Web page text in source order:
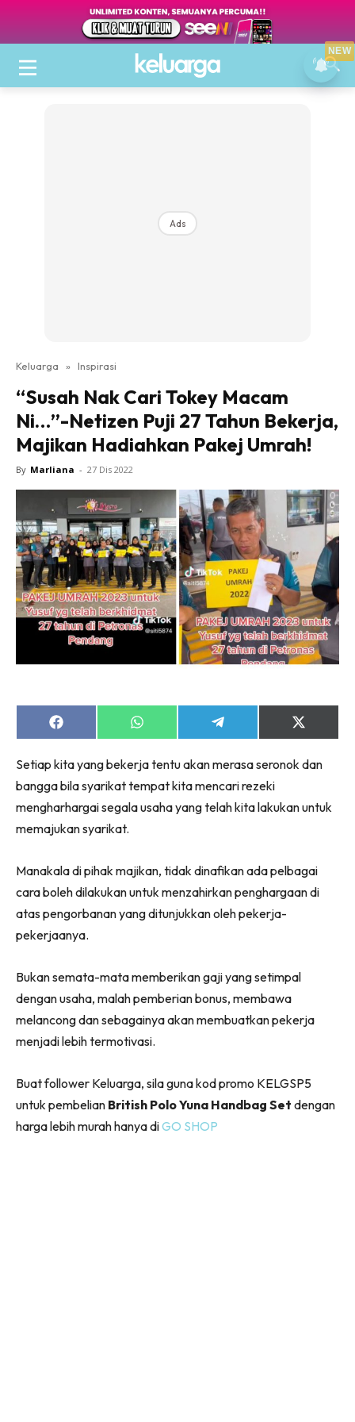
Ads
Keluarga » Inspirasi
“Susah Nak Cari Tokey Macam
Ni…”-Netizen Puji 27 Tahun Bekerja,
Majikan Hadiahkan Pakej Umrah!
By Marliana - 27 Dis 2022
Share
on
Share
on
Share
on
Share
on
(Twitter)
Setiap kita yang bekerja tentu akan merasa seronok dan
bangga bila syarikat tempat kita mencari rezeki
mengharhargai segala usaha yang telah kita lakukan untuk
memajukan syarikat.
Manakala di pihak majikan, tidak dinafikan ada pelbagai
cara boleh dilakukan untuk menzahirkan penghargaan di
atas pengorbanan yang ditunjukkan oleh pekerja-
pekerjaanya.
Bukan semata-mata memberikan gaji yang setimpal
dengan usaha, malah pemberian bonus, membawa
melancong dan sebagainya akan membuatkan pekerja
menjadi lebih termotivasi.
Buat follower Keluarga, sila guna kod promo KELGSP5
untuk pembelian British Polo Yuna Handbag Set dengan
harga lebih murah hanya diGO SHOP
NEW